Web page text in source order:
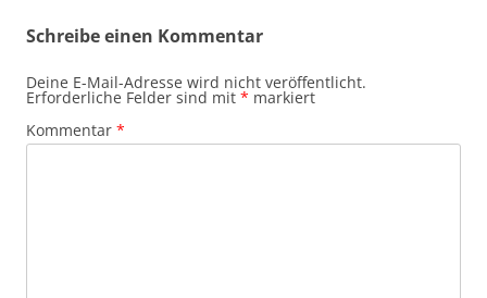
Schreibe einen Kommentar
Deine E-Mail-Adresse wird nicht veröffentlicht.
Erforderliche Felder sind mit * markiert
Kommentar *